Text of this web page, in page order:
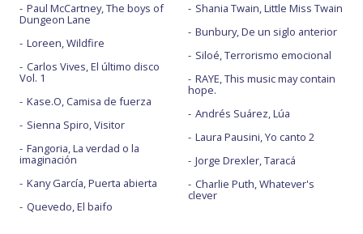
Paul McCartney, The boys of
Dungeon Lane
Loreen, Wildfire
Carlos Vives, El último disco
Vol. 1
Kase.O, Camisa de fuerza
Sienna Spiro, Visitor
Fangoria, La verdad o la
imaginación
Kany García, Puerta abierta
Quevedo, El baifo
Shania Twain, Little Miss Twain
Bunbury, De un siglo anterior
Siloé, Terrorismo emocional
RAYE, This music may contain
hope.
Andrés Suárez, Lúa
Laura Pausini, Yo canto 2
Jorge Drexler, Taracá
Charlie Puth, Whatever's
clever